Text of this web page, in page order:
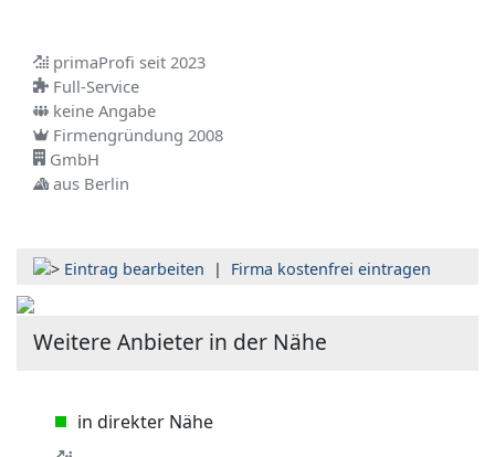
primaProfi seit 2023
Full-Service
keine Angabe
Firmengründung 2008
GmbH
aus Berlin
Eintrag bearbeiten | Firma kostenfrei eintragen
Weitere Anbieter in der Nähe
in direkter Nähe